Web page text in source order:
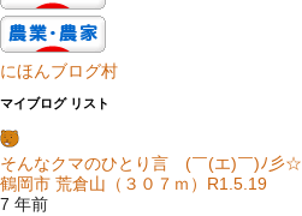
にほんブログ村
マイブログ リスト
そんなクマのひとり言 (￣(エ)￣)ﾉ彡☆
鶴岡市 荒倉山（３０７ｍ）R1.5.19
7 年前